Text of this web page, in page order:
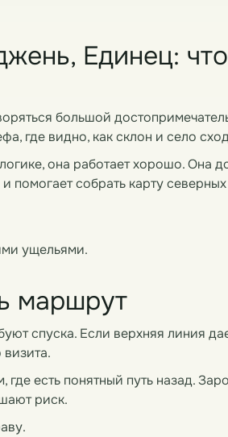
Единец:
большой
где видно, как склон и село
логике, она работает хорошо.
помогает собрать карту
ущельями.
маршрут
спуска. Если верхняя линия
где есть понятный путь назад.
риск.